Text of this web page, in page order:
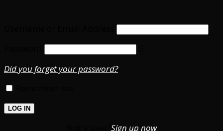
Did you forget your password?
Sign up now